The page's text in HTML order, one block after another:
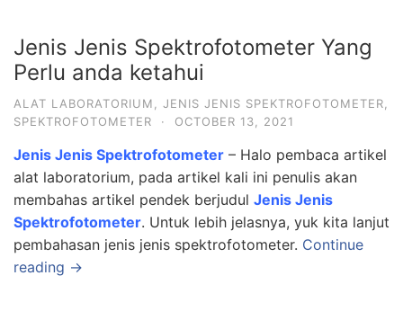
Jenis Jenis Spektrofotometer Yang
Perlu anda ketahui
ALAT LABORATORIUM JENIS JENIS SPEKTROFOTOMETER
SPEKTROFOTOMETER
· OCTOBER 13, 2021
Jenis Jenis Spektrofotometer – Halo pembaca artikel
alat laboratorium, pada artikel kali ini penulis akan
membahas artikel pendek berjudul Jenis Jenis
Spektrofotometer. Untuk lebih jelasnya, yuk kita lanjut
pembahasan jenis jenis spektrofotometer. Continue
reading →